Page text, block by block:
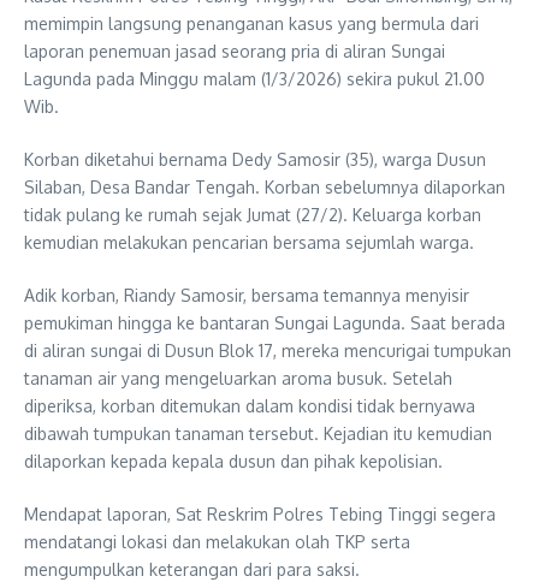
memimpin langsung penanganan kasus yang bermula dari
laporan penemuan jasad seorang pria di aliran Sungai
Lagunda pada Minggu malam (1/3/2026) sekira pukul 21.00
Wib.
Korban diketahui bernama Dedy Samosir (35), warga Dusun
Silaban, Desa Bandar Tengah. Korban sebelumnya dilaporkan
tidak pulang ke rumah sejak Jumat (27/2). Keluarga korban
kemudian melakukan pencarian bersama sejumlah warga.
Adik korban, Riandy Samosir, bersama temannya menyisir
pemukiman hingga ke bantaran Sungai Lagunda. Saat berada
di aliran sungai di Dusun Blok 17, mereka mencurigai tumpukan
tanaman air yang mengeluarkan aroma busuk. Setelah
diperiksa, korban ditemukan dalam kondisi tidak bernyawa
dibawah tumpukan tanaman tersebut. Kejadian itu kemudian
dilaporkan kepada kepala dusun dan pihak kepolisian.
Mendapat laporan, Sat Reskrim Polres Tebing Tinggi segera
mendatangi lokasi dan melakukan olah TKP serta
mengumpulkan keterangan dari para saksi.